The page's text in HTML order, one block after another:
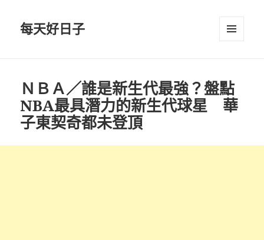
每天好日子
ＮＢＡ／誰是新生代最強？盤點
NBA最具潛力的新生代球星 華
子東契奇都未登頂